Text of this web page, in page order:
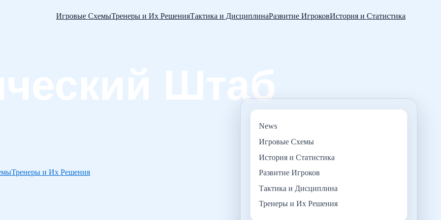
Игровые СхемыТренеры и Их РешенияТактика и ДисциплинаРазвитие ИгроковИстория и Статистика
Тренеры и Их Решения
News
Игровые Схемы
История и Статистика
Развитие Игроков
Тактика и Дисциплина
Тренеры и Их Решения